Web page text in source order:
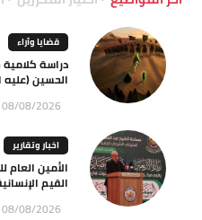
قضايا وآراء
دراسة
الحسين (عليه
08/08/2026
اخبار وتقارير
الأمين العام
القيم
08/08/2026